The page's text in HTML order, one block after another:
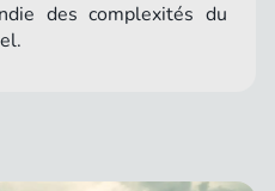
des complexités du